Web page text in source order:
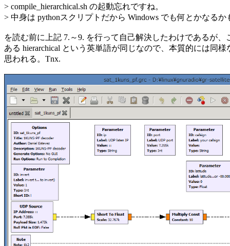
> compile_hierarchical.sh の起動忘れですね。
> 中身は pythonスクリプトだから Windows でも何とかなるか
を読む前に上記 7.～9. を行って自己解決したわけであるが、
ある hierarchical という英単語が同じなので、本質的には同
思われる。Tnx.